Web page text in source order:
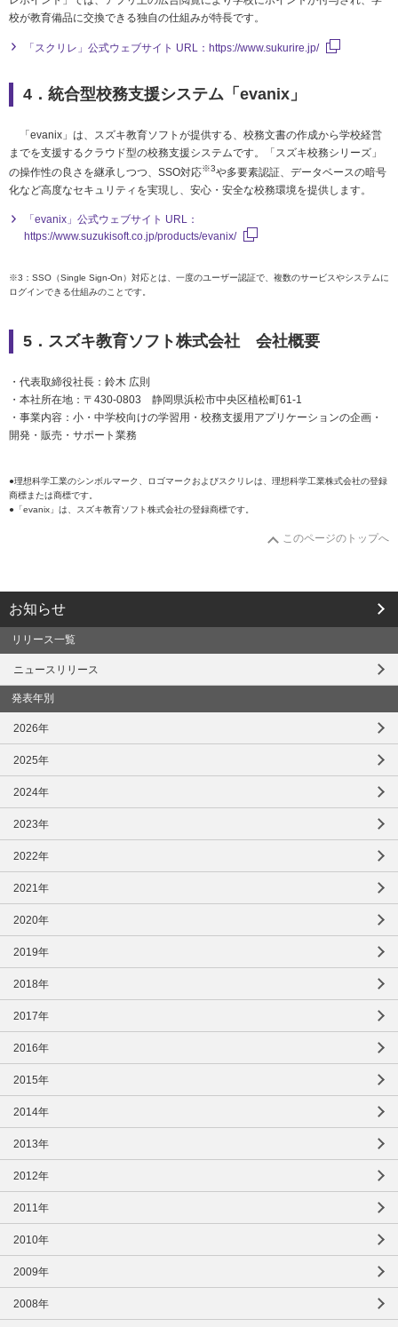
校が教育備品に交換できる独自の仕組みが特長です。
「スクリレ」公式ウェブサイト URL：https://www.sukurire.jp/
4．統合型校務支援システム「evanix」
「evanix」は、スズキ教育ソフトが提供する、校務文書の作成から学校経営
までを支援するクラウド型の校務支援システムです。「スズキ校務シリーズ」
の操作性の良さを継承しつつ、SSO対応※3や多要素認証、データベースの暗号
化など高度なセキュリティを実現し、安心・安全な校務環境を提供します。
「evanix」公式ウェブサイト URL：
https://www.suzukisoft.co.jp/products/evanix/
※3：SSO（Single Sign-On）対応とは、一度のユーザー認証で、複数のサービスやシステムに
ログインできる仕組みのことです。
5．スズキ教育ソフト株式会社 会社概要
・代表取締役社長：鈴木 広則
・本社所在地：〒430-0803 静岡県浜松市中央区植松町61-1
・事業内容：小・中学校向けの学習用・校務支援用アプリケーションの企画・
開発・販売・サポート業務
●理想科学工業のシンボルマーク、ロゴマークおよびスクリレは、理想科学工業株式会社の登録
商標または商標です。
●「evanix」は、スズキ教育ソフト株式会社の登録商標です。
このページのトップへ
お知らせ
リリース一覧
ニュースリリース
発表年別
2026年
2025年
2024年
2023年
2022年
2021年
2020年
2019年
2018年
2017年
2016年
2015年
2014年
2013年
2012年
2011年
2010年
2009年
2008年